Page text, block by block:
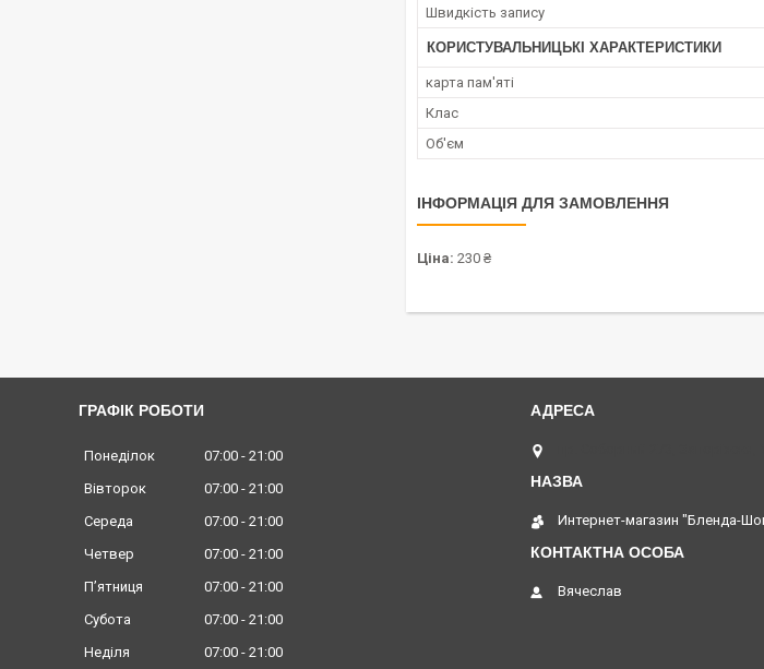
Швидкість запису
КОРИСТУВАЛЬНИЦЬКІ ХАРАКТЕРИСТИКИ
карта пам'яті
Клас
Об'єм
ІНФОРМАЦІЯ ДЛЯ ЗАМОВЛЕННЯ
Ціна: 230 ₴
ГРАФІК РОБОТИ
Понеділок 07:00
21:00
Вівторок
07:00
21:00
Середа
07:00
21:00
Четвер
07:00
21:00
Пʼятниця
07:00
21:00
Субота
07:00
21:00
Неділя
07:00 21:00
Интернет-магазин "Бленда-
Вячеслав